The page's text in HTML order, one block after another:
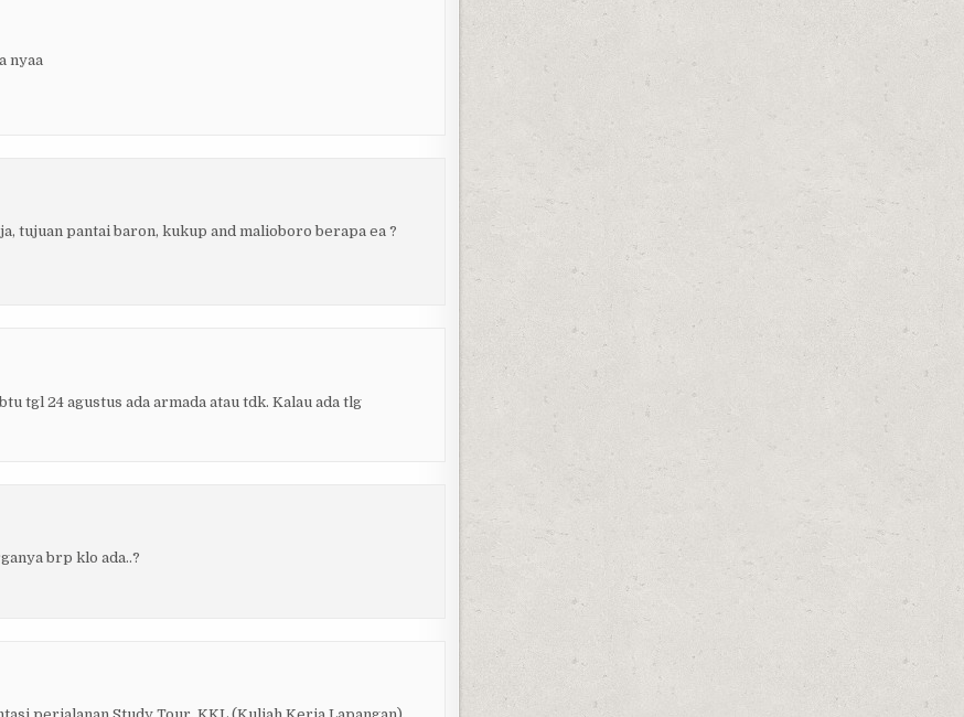
nyaa
tujuan pantai baron, kukup and malioboro berapa ea ?
tgl 24 agustus ada armada atau tdk. Kalau ada tlg
brp klo ada..?